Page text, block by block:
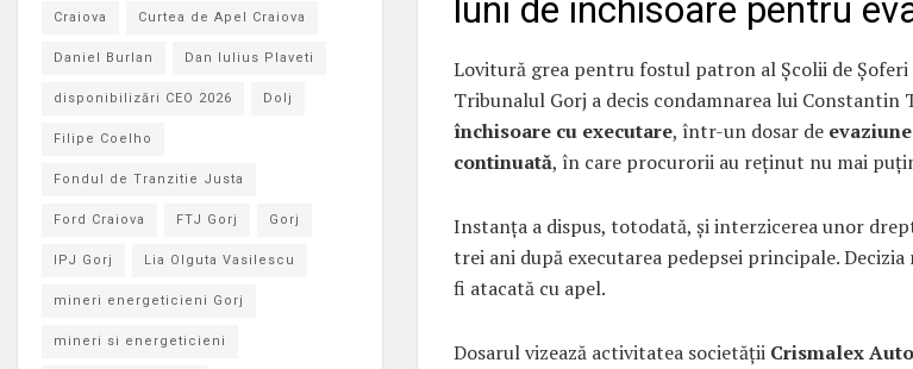
luni de închisoare pentru
Lovitură grea pentru fostul patron al Școlii de Șoferi
Tribunalul Gorj a decis condamnarea lui Constantin
închisoare cu executare, într-un dosar de
continuată, în care procurorii au reținut nu mai
Instanța a dispus, totodată, și interzicerea unor
trei ani după executarea pedepsei principale.
fi atacată cu apel.
Dosarul vizează activitatea societății Crismalex
Craiova Curtea de Apel Craiova
Daniel Burlan Dan Iulius Plaveti
disponibilizări CEO 2026 Dolj
Filipe Coelho
Fondul de Tranzitie Justa
Ford Craiova FTJ Gorj Gorj
IPJ Gorj Lia Olguta Vasilescu
mineri energeticieni Gorj
mineri si energeticieni